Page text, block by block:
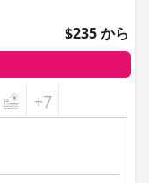
$235 から
+7